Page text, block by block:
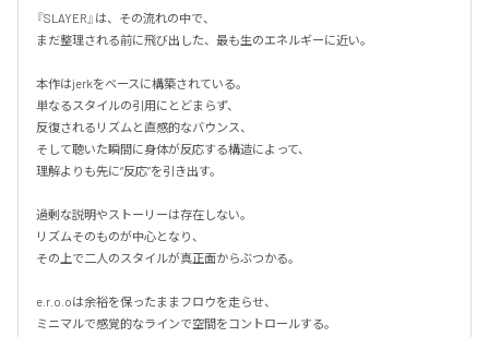
『SLAYER』は、その流れの中で、
まだ整理される前に飛び出した、最も生のエネルギーに近い。
本作はjerkをベースに構築されている。
単なるスタイルの引用にとどまらず、
反復されるリズムと直感的なバウンス、
そして聴いた瞬間に身体が反応する構造によって、
理解よりも先に“反応”を引き出す。
過剰な説明やストーリーは存在しない。
リズムそのものが中心となり、
その上で二人のスタイルが真正面からぶつかる。
e.r.o.oは余裕を保ったままフロウを走らせ、
ミニマルで感覚的なラインで空間をコントロールする。